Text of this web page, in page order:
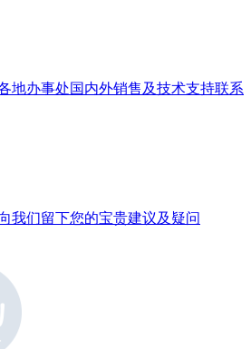
地办事处国内外销售及技术支持联系
我们留下您的宝贵建议及疑问